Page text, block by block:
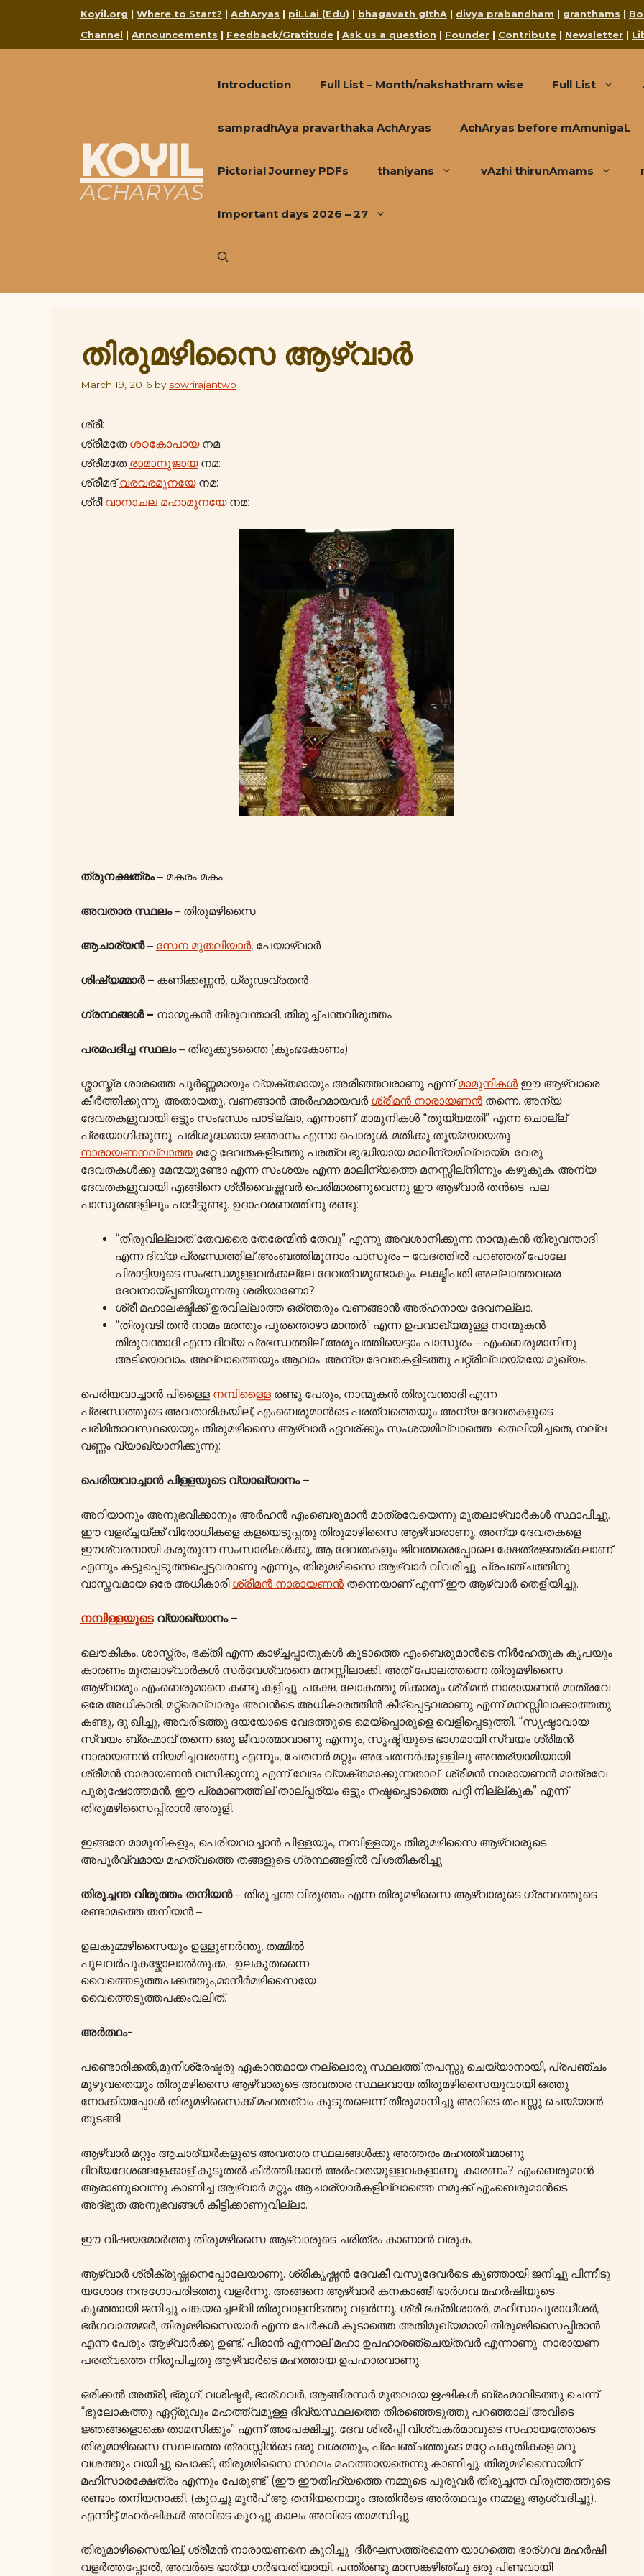
Koyil.org | Where to Start? | AchAryas | piLLai (Edu) | bhagavath gIthA | divya prabandham | granthams |
Channel | Announcements | Feedback/Gratitude | Ask us a question | Founder | Contribute | Newsletter |
KOYIL
ACHARYAS
Introduction Full List – Month/nakshathram wise Full List
sampradhAya pravarthaka AchAryas AchAryas before mAmunigaL
Pictorial Journey PDFs thaniyans vAzhi thirunAmams
Important days 2026 – 27
തിരുമഴിസൈ ആഴ്വാർ
March 19, 2016 by sowrirajantwo
ശ്രീ:
ശ്രീമതേ ശഠകോപായനമ:
ശ്രീമതേ രാമാനുജായനമ:
ശ്രീമദ്വരവരമുനയേനമ:
ശ്രീ വാനാചല മഹാമുനയേനമ:
ത്രുനക്ഷത്രം– മകരം മകം
അവതാര സ്ഥലം– തിരുമഴിസൈ
ആചാര്യൻ– സേന മുതലിയാർ, പേയാഴ്വാർ
ശിഷ്യമ്മാർ – കണിക്കണ്ണൻ, ധ്രുഢവ്രതൻ
ഗ്രന്ഥങ്ങൾ – നാന്മുകൻ തിരുവന്താദി, തിരുച്ച്ചന്തവിരുത്തം
പരമപദിച്ച സ്ഥലം– തിരുക്കുടന്തൈ (കുംഭകോണം)
ശ്ശാസ്ത്ര ശാരത്തെ പൂർണ്ണമായും വ്യക്തമായും അരിഞ്ഞവരാണൂ എന്ന്മാമുനികൾ ഈ ആഴ്വാരെ
കീർത്തിക്കുന്നു. അതായതു, വണങ്ങാൻ അർഹമായവർ ശ്രീമൻ നാരായണൻ തന്നെ. അന്യ
ദേവതകളുവായി ഒട്ടും സംഭന്ധം പാടില്ലാ, എന്നാണ്. മാമുനികൾ “തുയ്യമതി” എന്ന ചൊല്ല്
പ്രയോഗിക്കുന്നു. പരിശുദ്ധമായ ജ്ഞാനം എന്നാ പൊരുൾ. മതിക്കു തൂയ്മയായതു
നാരായണനല്ലാത്ത മറ്റേ ദേവതകളിടത്തു പരത്വ ഭുദ്ധിയായ മാലിന്യമില്ലായ്മ. വേരു
ദേവതകൾക്കു മേന്മയുണ്ടോ എന്ന സംശയം എന്ന മാലിന്യത്തെ മനസ്സില്നിന്നും കഴുകുക. അന്യ
ദേവതകളുവായി എങ്ങിനെ ശ്രീവൈഷ്ണവർ പെരിമാരണുവെന്നു ഈ ആഴ്വാർ തൻടെ പല
പാസുരങ്ങളിലും പാടീട്ടുണ്ടു. ഉദാഹരണത്തിനു രണ്ടു:
“തിരുവില്ലാത് തേവരൈ തേരേന്മിൻ തേവു” എന്നു അവശാനിക്കുന്ന നാന്മുകൻ തിരുവന്താദി
എന്ന ദിവ്യ പ്രഭന്ധത്തില് അംബത്തിമൂന്നാം പാസുരം – വേദത്തിൽ പറഞ്ഞത് പോലേ
പിരാട്ടിയുടെ സംഭന്ധമുള്ളവർക്കല്ലേ ദേവത്വമുണ്ടാകും. ലക്ഷ്മീപതി അല്ലാത്തവരെ
ദേവനായ്പ്പണിയുന്നതു ശരിയാണോ?
ശ്രീ മഹാലക്ഷ്മിക്ക് ഉരവില്ലാത്ത ഒര്ത്തരും വണങ്ങാൻ അര്ഹനായ ദേവനല്ലാ.
“തിരുവടി തൻ നാമം മരന്തും പുരന്തൊഴാ മാന്തർ” എന്ന ഉപവാഖ്യമുള്ള നാന്മുകൻ
തിരുവന്താദി എന്ന ദിവ്യ പ്രഭന്ധത്തില് അരുപത്തിയെട്ടാം പാസുരം – എംബെരുമാനിനു
അടിമയാവാം. അല്ലാത്തെയും ആവാം. അന്യ ദേവതകളിടത്തു പറ്റ്രില്ലായ്മയേ മുഖ്യം.
പെരിയവാച്ചാൻ പിള്ളൈ നമ്പിള്ളൈ രണ്ടു പേരും, നാന്മുകൻ തിരുവന്താദി എന്ന
പ്രഭന്ധത്തുടെ അവതാരികയില്, എംബെരുമാൻടെ പരത്വത്തെയും അന്യ ദേവതകളുടെ
പരിമിതാവസ്ഥയെയും തിരുമഴിസൈ ആഴ്വാർ ഏവര്ക്കും സംശയമില്ലാത്തെ തെലിയിച്ചതെ, നല്ല
വണ്ണം വ്യാഖ്യാനിക്കുന്നു:
പെരിയവാച്ചാൻ പിള്ളയുടെ വ്യാഖ്യാനം –
അറിയാനും അനുഭവിക്കാനും അർഹൻ എംബെരുമാൻ മാത്രവേയെന്നു മുതലാഴ്വാർകൾ സ്ഥാപിച്ചു.
ഈ വളര്ച്ചയ്ക്ക് വിരോധികളെ കളയെടുപ്പതു തിരുമാഴിസൈ ആഴ്വാരാണു. അന്യ ദേവതകളെ
ഈശ്വരനായി കരുതുന്ന സംസാരികൾക്കു, ആ ദേവതകളും ജിവത്മരെപ്പോലെ ക്ഷേത്രജ്ഞര്കലാണ്
എന്നും കട്ടുപ്പെടുത്തപ്പെട്ടവരാണൂ എന്നും, തിരുമഴിസൈ ആഴ്വാർ വിവരിച്ചു. പ്രപഞ്ചത്തിനു
വാസ്തവമായ ഒരേ അധികാരി ശ്രീമൻ നാരായണൻ തന്നെയാണ് എന്ന് ഈ ആഴ്വാർ തെളിയിച്ചു.
നമ്പിള്ളയുടെവ്യാഖ്യാനം –
ലൌകികം, ശാസ്ത്രം, ഭക്തി എന്ന കാഴ്ച്ചപ്പാതുകൾ കൂടാത്തെ എംബെരുമാൻടെ നിർഹേതുക കൃപയും
കാരണം മുതലാഴ്വാർകൾ സർവേശ്വരനെ മനസ്സിലാക്കി. അത് പോലത്തന്നെ തിരുമഴിസൈ
ആഴ്വാരും എംബെരുമാനെ കണ്ടു കളിച്ചു. പക്ഷേ, ലോകത്തു മിക്കാരും ശ്രീമൻ നാരായണൻ മാത്രവേ
ഒരേ അധികാരി, മറ്റ്രെല്ലാരും അവൻടെ അധികാരത്തിൻ കീഴ്പ്പെട്ടവരാണു എന്ന് മനസ്സിലാക്കാത്തതു
കണ്ടു, ദു:ഖിച്ചു, അവരിടത്തു ദയയോടെ വേദത്തുടെ മെയ്പ്പൊരുളെ വെളിപ്പെടുത്തി. “സൃഷ്ടാവായ
സ്വയം ബ്രഹ്മാവ് തന്നെ ഒരു ജീവാത്മാവാണു എന്നും, സൃഷ്ടിയുടെ ഭാഗമായി സ്വയം ശ്രീമൻ
നാരായണൻ നിയമിച്ചവരാണു എന്നും, ചേതനർ മറ്റും അചേതനർക്കുള്ളിലു അന്തര്യാമിയായി
ശ്രീമൻ നാരായണൻ വസിക്കുന്നു എന്ന് വേദം വ്യക്തമാക്കുന്നതാല് ശ്രീമൻ നാരായണൻ മാത്രവേ
പുരുഷോത്തമൻ. ഈ പ്രമാണത്തില് താല്പ്പര്യം ഒട്ടും നഷ്ടപ്പെടാത്തെ പറ്റി നില്ല്കുക” എന്ന്
തിരുമഴിസൈപ്പിരാൻ അരുളി.
ഇങ്ങനേ മാമുനികളും, പെരിയവാച്ചാൻ പിള്ളയും, നമ്പിള്ളയും തിരുമഴിസൈ ആഴ്വാരുടെ
അപൂർവ്വമായ മഹത്വത്തെ തങ്ങളുടെ ഗ്രന്ഥങ്ങളിൽ വിശതീകരിച്ചു.
തിരുച്ചന്ത വിരുത്തം തനിയൻ– തിരുച്ചന്ത വിരുത്തം എന്ന തിരുമഴിസൈ ആഴ്വാരുടെ ഗ്രന്ഥത്തുടെ
രണ്ടാമത്തെ തനിയൻ –
ഉലകുമ്മഴിസൈയും ഉള്ളുണർന്തു, തമ്മിൽ
പുലവർപുകഴ്ക്കോലാൽതൂക്ക,- ഉലകുതന്നൈ
വൈത്തെടുത്തപക്കത്തും,മാനീർമഴിസൈയേ
വൈത്തെടുത്തപക്കംവലിത്.
അർത്ഥം-
പണ്ടൊരിക്കൽ,മുനിശ്രേഷ്ടരു ഏകാന്തമായ നല്ലൊരു സ്ഥലത്ത് തപസ്സു ചെയ്യാനായി, പ്രപഞ്ചം
മുഴുവതെയും തിരുമഴിസൈ ആഴ്വാരുടെ അവതാര സ്ഥലവായ തിരുമഴിസൈയുവായി ഒത്തു
നോക്കിയപ്പോൾ തിരുമഴിസൈക്ക് മഹതത്വം കുടുതലെന്ന് തീരുമാനിച്ചു അവിടെ തപസ്സു ചെയ്യാൻ
തുടങ്ങി.
ആഴ്വാർ മറ്റും ആചാര്യർകളുടെ അവതാര സ്ഥലങ്ങൾക്കു അത്തരം മഹത്ത്വമാണു.
ദിവ്യദേശങ്ങളേക്കാള് കൂടുതൽ കീർത്തിക്കാൻ അർഹതയുള്ളവകളാണു. കാരണം? എംബെരുമാൻ
ആരാണുവെന്നു കാണിച്ച ആഴ്വാർ മറ്റും ആചാര്യാർകളില്ലാത്തെ നമുക്ക് എംബെരുമാൻടെ
അദ്ഭുത അനുഭവങ്ങൾ കിട്ടിക്കാണുവില്ലാ.
ഈ വിഷയമോർത്തു തിരുമഴിസൈ ആഴ്വാരുടെ ചരിത്രം കാണാൻ വരുക.
ആഴ്വാർ ശ്രീക്രുഷ്ണനെപ്പോലേയാണൂ. ശ്രീകൃഷ്ണൻ ദേവകീ വസുദേവർടെ കുഞ്ഞായി ജനിച്ചു പിന്നീടു
യശോദ നന്ദഗോപരിടത്തു വളർന്നു. അങ്ങനെ ആഴ്വാർ കനകാങ്ങീ ഭാർഗവ മഹർഷിയുടെ
കുഞ്ഞായി ജനിച്ചു പങ്കയച്ചെല്വി തിരുവാളനിടത്തു വളർന്നു. ശ്രീ ഭക്തിശാരർ, മഹീസാപുരാധീശർ,
ഭർഗവാത്മജർ, തിരുമഴിസൈയാർ എന്ന പേർകൾ കൂടാത്തെ അതിമുഖ്യമായി തിരുമഴിസൈപ്പിരാൻ
എന്ന പേരും ആഴ്വാർക്കു ഉണ്ട്. പിരാൻ എന്നാല് മഹാ ഉപഹാരഞ്ചെയ്തവർ എന്നാണു. നാരായണ
പരത്വത്തെ നിരൂപിച്ചതു ആഴ്വാർടെ മഹത്തായ ഉപഹാരവാണു.
ഒരിക്കൽ അത്രി, ഭ്രുഗ്, വശിഷ്ടർ, ഭാര്ഗവർ, ആങ്ങീരസർ മുതലായ ഋഷികൾ ബ്രഹ്മാവിടത്തു ചെന്ന്
“ഭൂലോകത്തു ഏറ്റ്രുവും മഹത്ത്വമുള്ള ദിവ്യസ്ഥലത്തെ തിരഞ്ഞെടുത്തു പറഞ്ഞാല് അവിടെ
ജ്ഞങ്ങളൊക്കെ താമസിക്കും” എന്ന് അപേക്ഷിച്ചു. ദേവ ശിൽപ്പി വിശ്വകർമാവുടെ സഹായത്തോടെ
തിരുമാഴിസൈ സ്ഥലത്തെ ത്രാസ്സിൻടെ ഒരു വശത്തും, പ്രപഞ്ചത്തുടെ മറ്റേ പകുതികളെ മറു
വശത്തും വയിച്ചു പൊക്കി, തിരുമഴിസൈ സ്ഥലം മഹത്തായതെന്നു കാണിച്ചു. തിരുമഴിസൈയിന്
മഹീസാരക്ഷേത്രം എന്നും പേരുണ്ട്. (ഈ ഈതിഹ്യത്തെ നമ്മുടെ പൂരുവർ തിരുച്ചന്ത വിരുത്തത്തുടെ
രണ്ടാം തനിയനാക്കി. (കുറച്ചു മുൻപ് ആ തനിയനെയും അതിൻടെ അർത്ഥവും നമ്മളു ആശ്വദിച്ചു).
എന്നിട്ട് മഹർഷികൾ അവിടെ കുറച്ചു കാലം അവിടെ താമസിച്ചു.
തിരുമാഴിസൈയില്, ശ്രീമൻ നാരായണനെ കുറിച്ചു ദീർഘസത്ത്രമെന്ന യാഗത്തെ ഭാര്ഗവ മഹർഷി
വളർത്തപ്പോൽ, അവർടെ ഭാര്യ ഗർഭവതിയായി. പന്ത്രണ്ടു മാസങ്കഴിഞ്ചു ഒരു പിണ്ടവായി